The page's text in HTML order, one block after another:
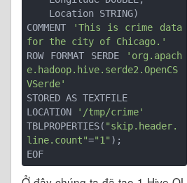
COMMENT
'This is crime data
for the city of Chicago.'
ROW FORMAT SERDE
'org.apach
e.hadoop.hive.serde2.OpenCS
VSerde'
STORED AS TEXTFILE
LOCATION
'/tmp/crime'
TBLPROPERTIES( "skip.header.
line.count"="1" );